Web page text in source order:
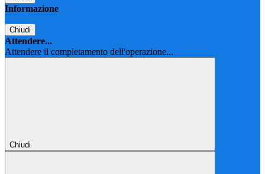
Informazione
Chiudi
Attendere...
Attendere il completamento dell'operazione...
Chiudi